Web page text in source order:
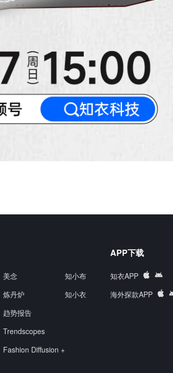
美念
炼丹炉
趋势报告
Trendscopes
Fashion Diffusion +
知小布
知小衣
APP下载
知衣APP
海外探款APP